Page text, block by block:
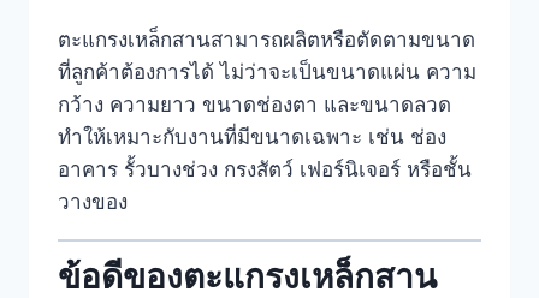
ตะแกรงเหล็กสานสามารถผลิตหรือตัดตามขนาด
ที่ลูกค้าต้องการได้ ไม่ว่าจะเป็นขนาดแผ่น ความ
กว้าง ความยาว ขนาดช่องตา และขนาดลวด
ทำให้เหมาะกับงานที่มีขนาดเฉพาะ เช่น ช่อง
อาคาร รั้วบางช่วง กรงสัตว์ เฟอร์นิเจอร์ หรือชั้น
วางของ
ข้อดีของตะแกรงเหล็กสาน